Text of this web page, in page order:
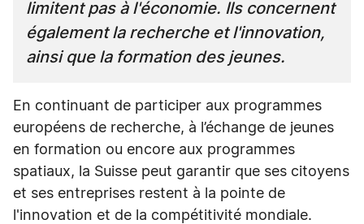
limitent pas à l'économie. Ils concernent
également la recherche et l'innovation,
ainsi que la formation des jeunes.
En continuant de participer aux programmes
européens de recherche, à l’échange de jeunes
en formation ou encore aux programmes
spatiaux, la Suisse peut garantir que ses citoyens
et ses entreprises restent à la pointe de
l'innovation et de la compétitivité mondiale.